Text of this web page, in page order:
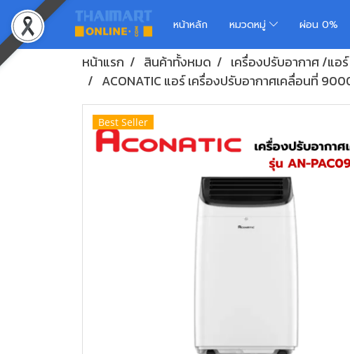
หน้าหลัก หมวดหมู่ ผ่อน 0%
หน้าแรก สินค้าทั้งหมด เครื่องปรับอากาศ /แอร์
ACONATIC แอร์ เครื่องปรับอากาศเคลื่อนที่
Best Seller